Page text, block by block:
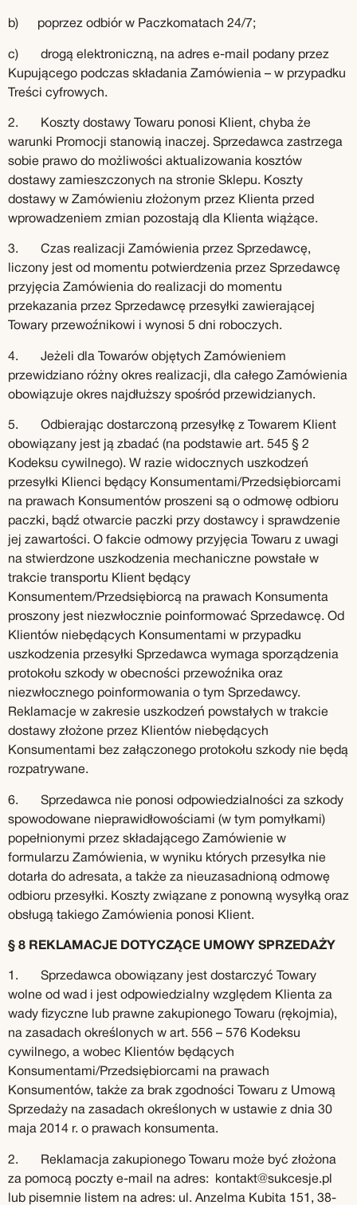
b) poprzez odbiór w Paczkomatach 24/7;
c) drogą elektroniczną, na adres e-mail podany przez
Kupującego podczas składania Zamówienia – w przypadku
Treści cyfrowych.
2. Koszty dostawy Towaru ponosi Klient, chyba że
warunki Promocji stanowią inaczej. Sprzedawca zastrzega
sobie prawo do możliwości aktualizowania kosztów
dostawy zamieszczonych na stronie Sklepu. Koszty
dostawy w Zamówieniu złożonym przez Klienta przed
wprowadzeniem zmian pozostają dla Klienta wiążące.
3. Czas realizacji Zamówienia przez Sprzedawcę,
liczony jest od momentu potwierdzenia przez Sprzedawcę
przyjęcia Zamówienia do realizacji do momentu
przekazania przez Sprzedawcę przesyłki zawierającej
Towary przewoźnikowi i wynosi 5 dni roboczych.
4. Jeżeli dla Towarów objętych Zamówieniem
przewidziano różny okres realizacji, dla całego Zamówienia
obowiązuje okres najdłuższy spośród przewidzianych.
5. Odbierając dostarczoną przesyłkę z Towarem Klient
obowiązany jest ją zbadać (na podstawie art. 545 § 2
Kodeksu cywilnego). W razie widocznych uszkodzeń
przesyłki Klienci będący Konsumentami/Przedsiębiorcami
na prawach Konsumentów proszeni są o odmowę odbioru
paczki, bądź otwarcie paczki przy dostawcy i sprawdzenie
jej zawartości. O fakcie odmowy przyjęcia Towaru z uwagi
na stwierdzone uszkodzenia mechaniczne powstałe w
trakcie transportu Klient będący
Konsumentem/Przedsiębiorcą na prawach Konsumenta
proszony jest niezwłocznie poinformować Sprzedawcę. Od
Klientów niebędących Konsumentami w przypadku
uszkodzenia przesyłki Sprzedawca wymaga sporządzenia
protokołu szkody w obecności przewoźnika oraz
niezwłocznego poinformowania o tym Sprzedawcy.
Reklamacje w zakresie uszkodzeń powstałych w trakcie
dostawy złożone przez Klientów niebędących
Konsumentami bez załączonego protokołu szkody nie będą
rozpatrywane.
6. Sprzedawca nie ponosi odpowiedzialności za szkody
spowodowane nieprawidłowościami (w tym pomyłkami)
popełnionymi przez składającego Zamówienie w
formularzu Zamówienia, w wyniku których przesyłka nie
dotarła do adresata, a także za nieuzasadnioną odmowę
odbioru przesyłki. Koszty związane z ponowną wysyłką oraz
obsługą takiego Zamówienia ponosi Klient.
§ 8 REKLAMACJE DOTYCZĄCE UMOWY SPRZEDAŻY
1. Sprzedawca obowiązany jest dostarczyć Towary
wolne od wad i jest odpowiedzialny względem Klienta za
wady fizyczne lub prawne zakupionego Towaru (rękojmia),
na zasadach określonych w art. 556 – 576 Kodeksu
cywilnego, a wobec Klientów będących
Konsumentami/Przedsiębiorcami na prawach
Konsumentów, także za brak zgodności Towaru z Umową
Sprzedaży na zasadach określonych w ustawie z dnia 30
maja 2014 r. o prawach konsumenta.
2. Reklamacja zakupionego Towaru może być złożona
za pomocą poczty e-mail na adres:
kontakt@sukcesje.pl
lub pisemnie listem na adres: ul. Anzelma Kubita 151, 38-